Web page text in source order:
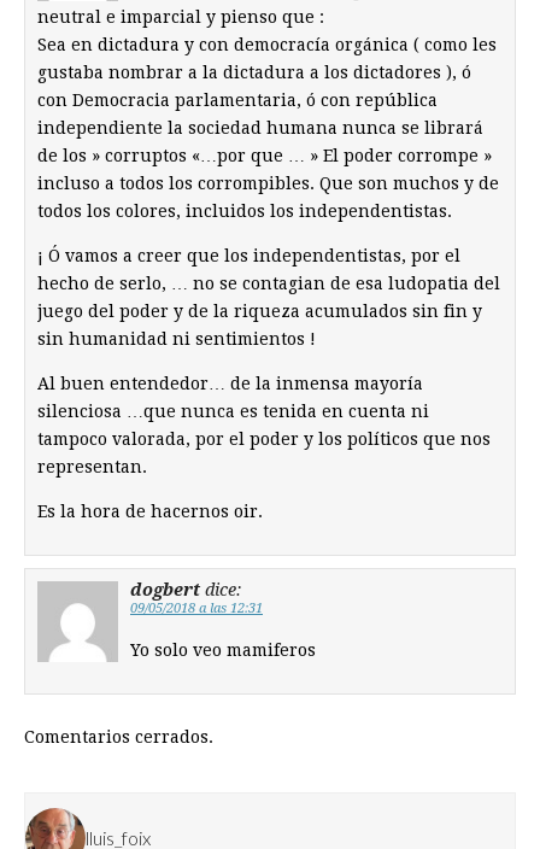
neutral e imparcial y pienso que :
Sea en dictadura y con democracía orgánica ( como les
gustaba nombrar a la dictadura a los dictadores ), ó
con Democracia parlamentaria, ó con república
independiente la sociedad humana nunca se librará
de los » corruptos «…por que … » El poder corrompe »
incluso a todos los corrompibles. Que son muchos y de
todos los colores, incluidos los independentistas.
¡ Ó vamos a creer que los independentistas, por el
hecho de serlo, … no se contagian de esa ludopatia del
juego del poder y de la riqueza acumulados sin fin y
sin humanidad ni sentimientos !
Al buen entendedor… de la inmensa mayoría
silenciosa …que nunca es tenida en cuenta ni
tampoco valorada, por el poder y los políticos que nos
representan.
Es la hora de hacernos oir.
dogbert dice:
09/05/2018 a las 12:31
Yo solo veo mamiferos
Comentarios cerrados.
lluis_foix